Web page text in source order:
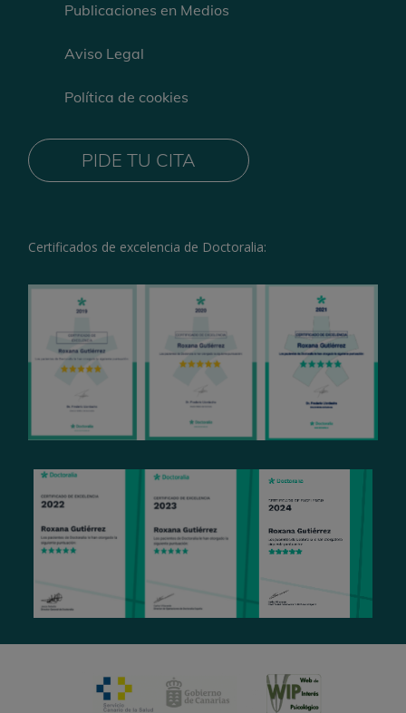
Publicaciones en Medios
Aviso Legal
Política de cookies
PIDE TU CITA
Certificados de excelencia de Doctoralia: